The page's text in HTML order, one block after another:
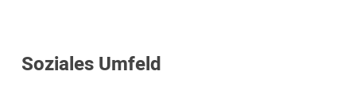
Soziales Umfeld